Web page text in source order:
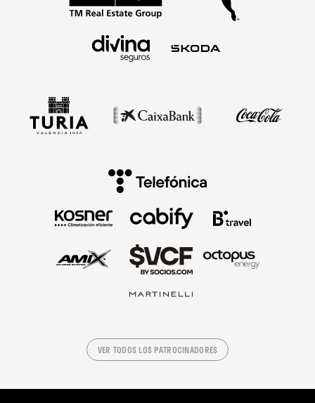
VER TODOS LOS PATROCINADORES